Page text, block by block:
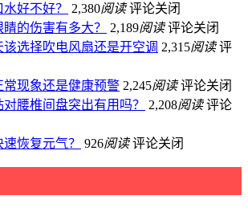
好不好？ 2,380阅读 评论关闭
的伤害有多大？
2,189阅读 评论关闭
选择吹电风扇还是开空调 2,315阅读 评
常现象还是健康预警 2,245阅读 评论关闭
腰椎间盘突出有用吗？
2,208阅读 评论
恢复元气？
926阅读 评论关闭